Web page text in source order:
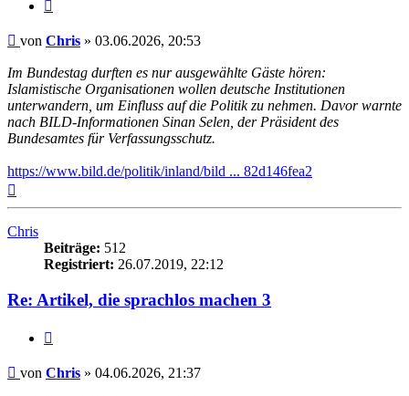
Beitrag
von Chris » 03.06.2026, 20:53
Im Bundestag durften es nur ausgewählte Gäste hören:
Islamistische Organisationen wollen deutsche Institutionen
unterwandern, um Einfluss auf die Politik zu nehmen. Davor warnte
nach BILD-Informationen Sinan Selen, der Präsident des
Bundesamtes für Verfassungsschutz.
https://www.bild.de/politik/inland/bild ... 82d146fea2
Chris
Beiträge: 512
Registriert: 26.07.2019, 22:12
Re: Artikel, die sprachlos machen 3
Beitrag
von Chris » 04.06.2026, 21:37